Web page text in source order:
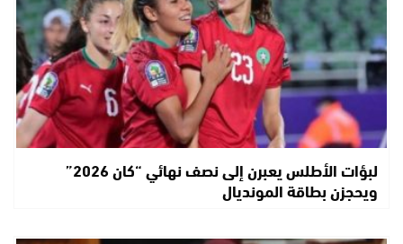
لبؤات الأطلس يعبرن إلى نصف نهائي “كان 2026”
ويحجزن بطاقة المونديال